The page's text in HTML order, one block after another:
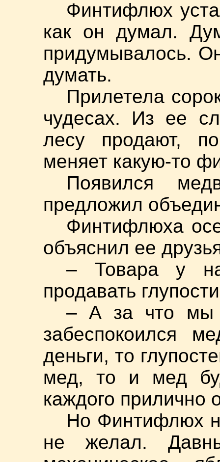
Финтифлюх
как он думал.
придумывалось.
думать.
Прилетела
чудесах. Из ее
лесу продают,
меняет какую-то
Появился
предложил
Финтифлюха
объяснил ее
– Товара у
продавать
– А за что мы
забеспокоился
деньги, то
мед, то и мед
каждого прилично
Но Финтифлюх
не желал.